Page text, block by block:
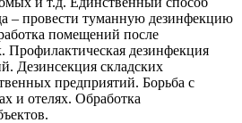
– провести туманную дезинфекцию
помещений после
Профилактическая дезинфекция
Дезинсекция складских
предприятий. Борьба с
и отелях. Обработка